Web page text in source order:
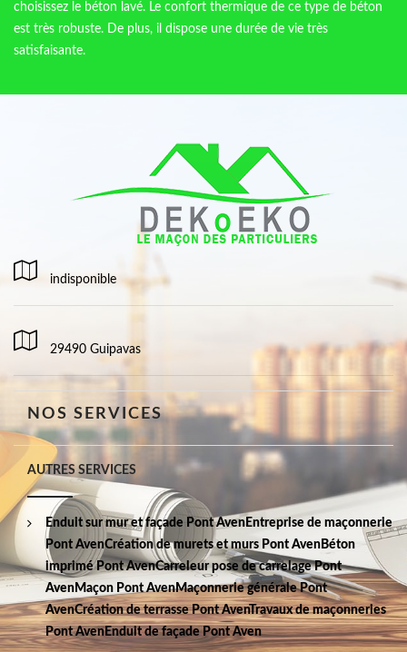
choisissez le béton lavé. Le confort thermique de ce type de béton
est très robuste. De plus, il dispose une durée de vie très
satisfaisante.
indisponible
29490 Guipavas
NOS SERVICES
AUTRES SERVICES
Enduit sur mur et façade Pont Aven Entreprise de maçonnerie
Pont AvenCréation de murets et murs Pont Aven Béton
imprimé Pont AvenCarreleur pose de carrelage Pont
Aven Maçon Pont AvenMaçonnerie générale Pont
AvenCréation de terrasse Pont AvenTravaux de maçonneries
Pont AvenEnduit de façade Pont Aven